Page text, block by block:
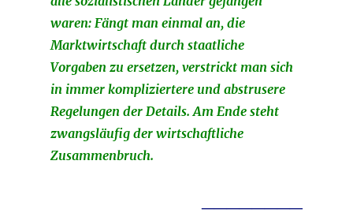
waren: Fängt man einmal an, die
Marktwirtschaft durch staatliche
Vorgaben zu ersetzen, verstrickt man sich
in immer kompliziertere und abstrusere
Regelungen der Details. Am Ende steht
zwangsläufig der wirtschaftliche
Zusammenbruch.